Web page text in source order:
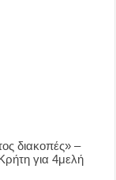
διακοπές» –
για 4μελή